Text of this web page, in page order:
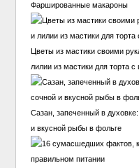
Фаршированные макароны
Цветы из мастики своими
лилии из мастики для торта с
Сазан, запеченный в
и вкусной рыбы в фольге